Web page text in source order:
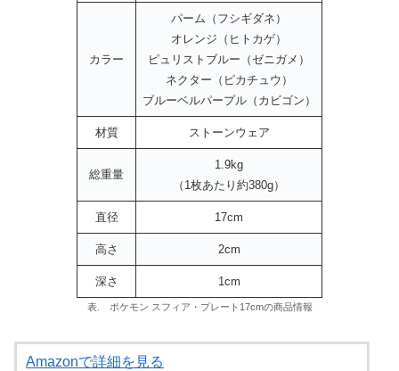
カラー
パーム（フシギダネ）
オレンジ（ヒトカゲ）
ピュリストブルー（ゼニガメ）
ネクター（ピカチュウ）
ブルーベルパープル（カビゴン）
材質 ストーンウェア
総重量
1.9kg
（1枚あたり約380g）
直径 17cm
高さ 2cm
深さ 1cm
表. ポケモン スフィア・プレート17cmの商品情報
Amazonで詳細を見る